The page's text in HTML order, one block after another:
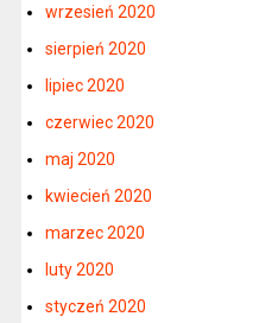
wrzesień 2020
sierpień 2020
lipiec 2020
czerwiec 2020
maj 2020
kwiecień 2020
marzec 2020
luty 2020
styczeń 2020